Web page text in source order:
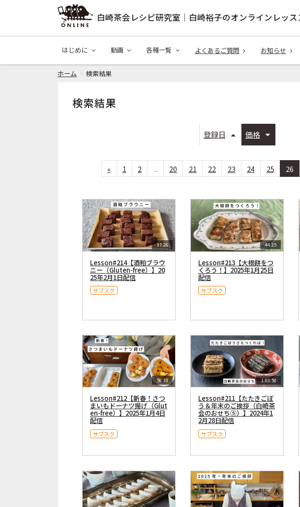
白崎茶会レシピ研究室｜白崎裕子のオンラインレッス
はじめに 動画 各種一覧 よくあるご質問 お知らせ
ホーム 検索結果
検索結果
登録日 価格
« 1 2 ... 20 21 22 23 24 25 26
37:26
Lesson#214【酒粕ブラウ
ニー（Gluten-free）】20
25年2月1日配信
サブスク
44:35
Lesson#213【大根餅をつ
くろう！】2025年1月25日
配信
サブスク
56:33
Lesson#212【新春！さつ
まいもドーナツ揚げ（Glut
en-free）】2025年1月4日
配信
サブスク
1:03:50
Lesson#211【たたきごぼ
う＆年末のご挨拶（白崎茶
会のおせち⑤）】2024年1
2月28日配信
サブスク